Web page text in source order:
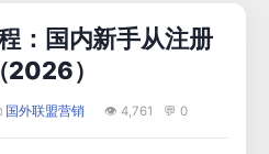
：国内新手从注册
2026）
国外联盟营销 👁 4,761 💬 0